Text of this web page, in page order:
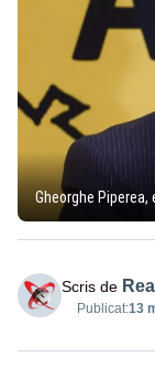
Gheorghe Piperea,
Scris de
Publicat:13